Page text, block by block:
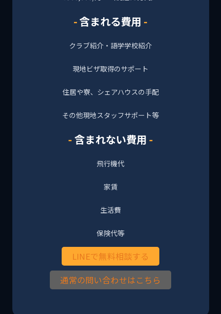
含まれる費用
クラブ紹介・語学学校紹介
現地ビザ取得のサポート
住居や寮、シェアハウスの手配
その他現地スタッフサポート等
含まれない費用
飛行機代
家賃
生活費
保険代等
LINEで無料相談する
通常の問い合わせはこちら